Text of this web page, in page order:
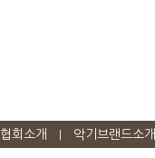
협회소개 악기브랜드소개